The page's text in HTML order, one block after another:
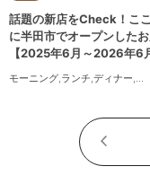
話題の新店をCheck！こ
に半田市でオープンした
【2025年6月～2026年6
モーニング ランチ ディナー